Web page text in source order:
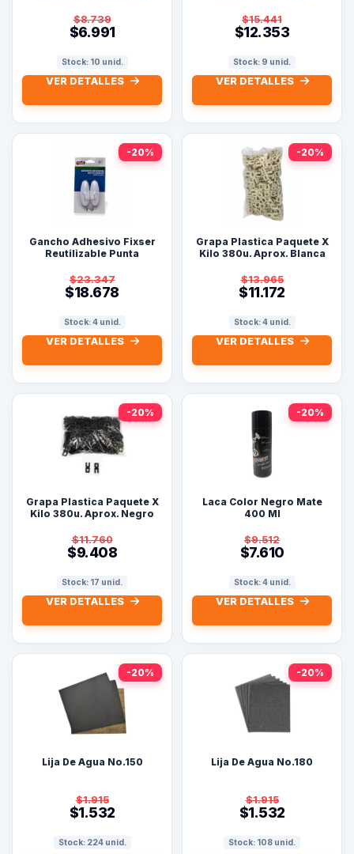
$8.739
$6.991
Stock: 10 unid.
VER DETALLES
$15.441
$12.353
Stock: 9 unid.
VER DETALLES
-20%
Gancho Adhesivo Fixser
Reutilizable Punta
$23.347
$18.678
Stock: 4 unid.
VER DETALLES
-20%
Grapa Plastica Paquete X
Kilo 380u. Aprox. Blanca
$13.965
$11.172
Stock: 4 unid.
VER DETALLES
-20%
Grapa Plastica Paquete X
Kilo 380u. Aprox. Negro
$11.760
$9.408
Stock: 17 unid.
VER DETALLES
-20%
Laca Color Negro Mate
400 Ml
$9.512
$7.610
Stock: 4 unid.
VER DETALLES
-20%
Lija De Agua No.150
$1.915
$1.532
Stock: 224 unid.
-20%
Lija De Agua No.180
$1.915
$1.532
Stock: 108 unid.